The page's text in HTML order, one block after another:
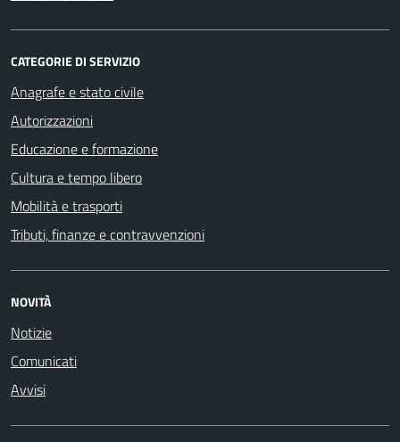
CATEGORIE DI SERVIZIO
Anagrafe e stato civile
Autorizzazioni
Educazione e formazione
Cultura e tempo libero
Mobilità e trasporti
Tributi, finanze e contravvenzioni
NOVITÀ
Notizie
Comunicati
Avvisi